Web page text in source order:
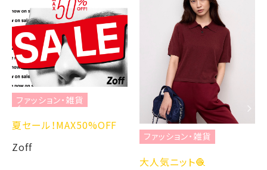
ファッション・雑貨
夏セール！MAX50%OFF
Zoff
ファッション・雑貨
大人気ニット🧶